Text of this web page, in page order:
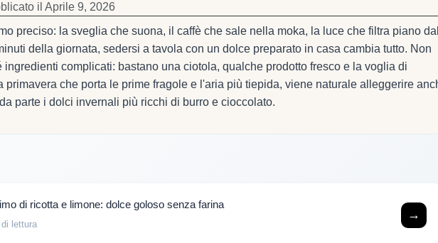
il Aprile 9, 2026
preciso: la sveglia che suona, il caffè che sale nella moka, la luce che filtra piano
della giornata, sedersi a tavola con un dolce preparato in casa cambia tutto. Non
ingredienti complicati: bastano una ciotola, qualche prodotto fresco e la voglia di
primavera che porta le prime fragole e l'aria più tiepida, viene naturale alleggerire
parte i dolci invernali più ricchi di burro e cioccolato.
di ricotta e limone: dolce goloso senza farina
di lettura
→